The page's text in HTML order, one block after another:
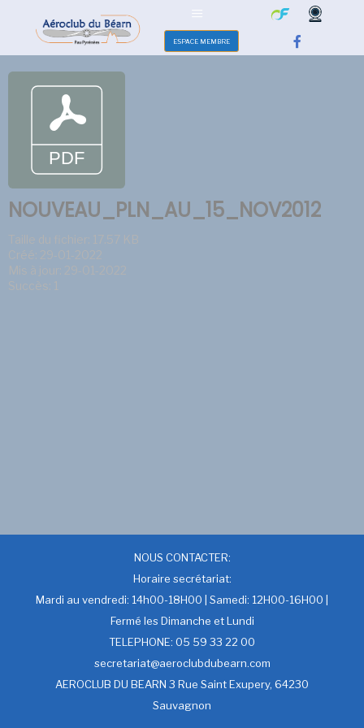
ESPACE MEMBRE
NOUVEAU_PLN_AU_15_NOV2012
Taille du fichier: 17.57 KB
Créé: 29-01-2022
Mis à jour: 29-01-2022
Succès: 1
NOUS CONTACTER:
Horaire secrétariat:
Mardi au vendredi: 14h00-18H00 | Samedi: 12H00-16H00 |
Fermé les Dimanche et Lundi
TELEPHONE: 05 59 33 22 00
secretariat@aeroclubdubearn.com
AEROCLUB DU BEARN 3 Rue Saint Exupery, 64230
Sauvagnon